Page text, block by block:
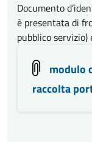
Documento
è presentata di
pubblico
modulo
raccolta